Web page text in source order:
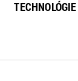
TECHNOLÓGIE